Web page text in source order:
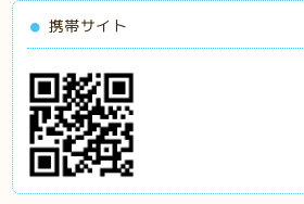
携帯サイト